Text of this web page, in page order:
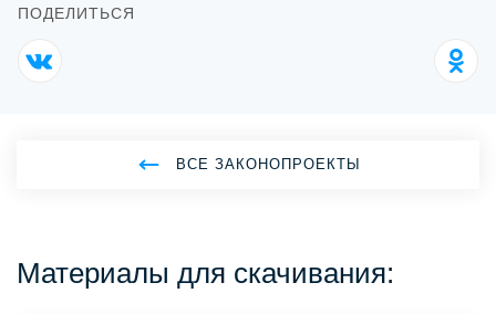
ВСЕ ЗАКОНОПРОЕКТЫ
ПОДЕЛИТЬСЯ
Материалы для скачивания: